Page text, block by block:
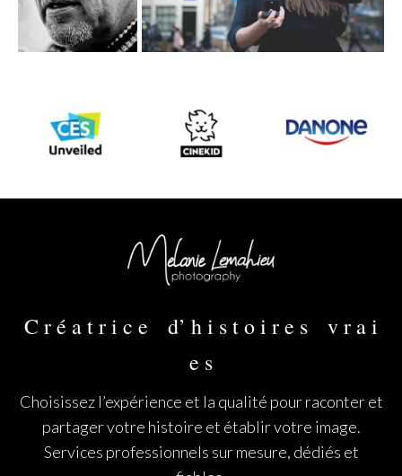
C r é a t r i c e d’ h i s t o i r e s v r a i
e s
Choisissez l’expérience et la qualité pour raconter et
partager votre histoire et établir votre image.
Services professionnels sur mesure, dédiés et